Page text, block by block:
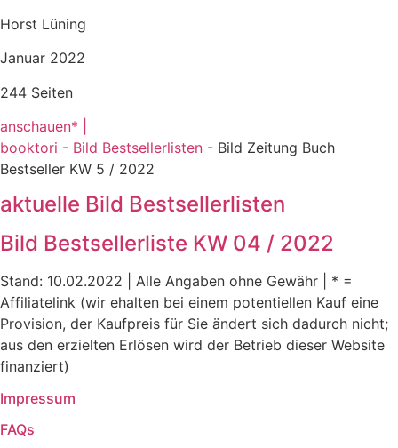
Horst Lüning
Januar 2022
244 Seiten
anschauen* |
booktori - Bild Bestsellerlisten - Bild Zeitung Buch
Bestseller KW 5 / 2022
aktuelle Bild Bestsellerlisten
Bild Bestsellerliste KW 04 / 2022
Stand: 10.02.2022 | Alle Angaben ohne Gewähr | * =
Affiliatelink (wir ehalten bei einem potentiellen Kauf eine
Provision, der Kaufpreis für Sie ändert sich dadurch nicht;
aus den erzielten Erlösen wird der Betrieb dieser Website
finanziert)
Impressum
FAQs